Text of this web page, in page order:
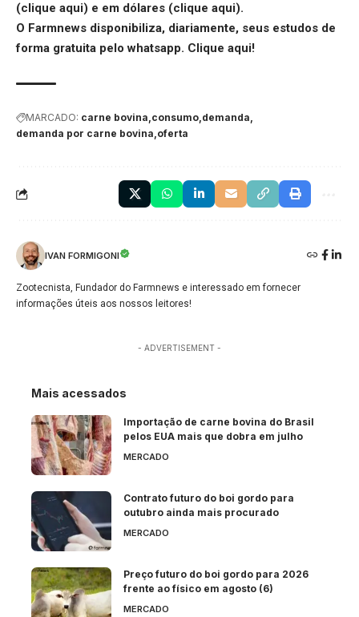
(clique aqui) e em dólares (clique aqui).
O Farmnews disponibiliza, diariamente, seus estudos de
forma gratuita pelo whatsapp. Clique aqui!
MARCADO: carne bovina consumo demanda
demanda por carne bovina oferta
IVAN FORMIGONI
Zootecnista, Fundador do Farmnews e interessado em fornecer
informações úteis aos nossos leitores!
- ADVERTISEMENT -
Mais acessados
Importação de carne bovina do Brasil
pelos EUA mais que dobra em julho
MERCADO
Contrato futuro do boi gordo para
outubro ainda mais procurado
MERCADO
Preço futuro do boi gordo para 2026
frente ao físico em agosto (6)
MERCADO